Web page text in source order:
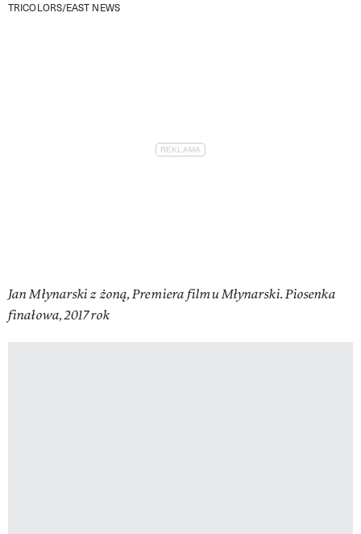
TRICOLORS/EAST NEWS
Jan Młynarski z żoną, Premiera filmu Młynarski. Piosenka
finałowa, 2017 rok